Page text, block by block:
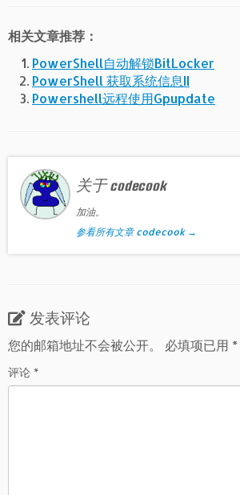
相关文章推荐：
PowerShell自动解锁BitLocker
PowerShell 获取系统信息II
Powershell远程使用Gpupdate
关于 codecook
加油。
参看所有文章 codecook →
发表评论
您的邮箱地址不会被公开。
必填项已用 *
评论 *